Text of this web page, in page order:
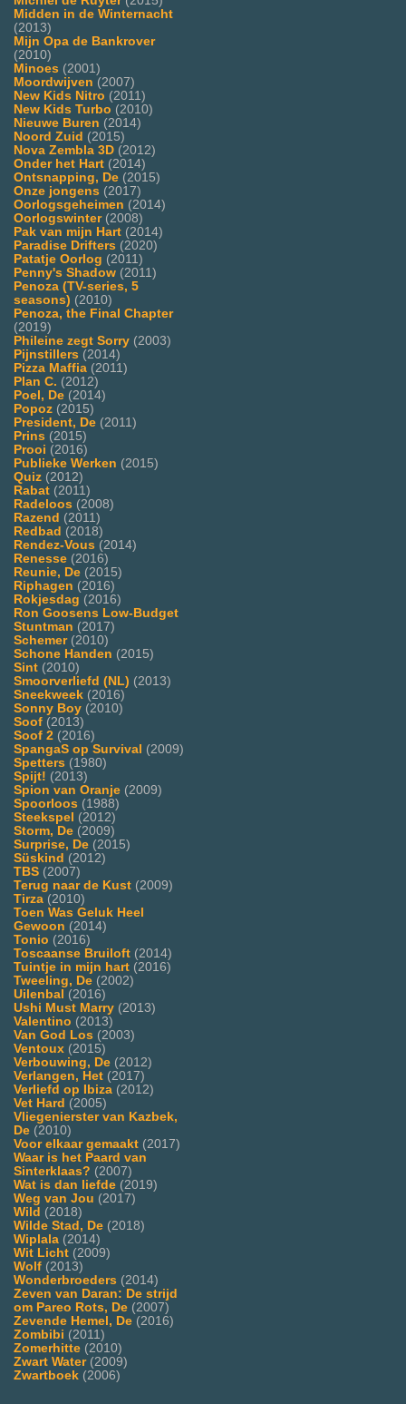
Midden in de Winternacht
(2013)
Mijn Opa de Bankrover
(2010)
Minoes (2001)
Moordwijven (2007)
New Kids Nitro (2011)
New Kids Turbo (2010)
Nieuwe Buren (2014)
Noord Zuid (2015)
Nova Zembla 3D (2012)
Onder het Hart (2014)
Ontsnapping, De (2015)
Onze jongens (2017)
Oorlogsgeheimen (2014)
Oorlogswinter(2008)
Pak van mijn Hart (2014)
Paradise Drifters (2020)
Patatje Oorlog (2011)
Penny's Shadow (2011)
Penoza (TV-series, 5
seasons) (2010)
Penoza, the Final Chapter
(2019)
Phileine zegt Sorry (2003)
Pijnstillers (2014)
Pizza Maffia (2011)
Plan C. (2012)
Poel, De (2014)
Popoz (2015)
President, De (2011)
Prins (2015)
Prooi (2016)
Publieke Werken (2015)
Quiz (2012)
Rabat (2011)
Radeloos (2008)
Razend (2011)
Redbad (2018)
Rendez-Vous (2014)
Renesse (2016)
Reunie, De (2015)
Riphagen (2016)
Rokjesdag (2016)
Ron Goosens Low-Budget
Stuntman (2017)
Schemer(2010)
Schone Handen (2015)
Sint (2010)
Smoorverliefd (NL) (2013)
Sneekweek (2016)
Sonny Boy (2010)
Soof (2013)
Soof 2 (2016)
SpangaS op Survival (2009)
Spetters (1980)
Spijt! (2013)
Spion van Oranje (2009)
Spoorloos (1988)
Steekspel (2012)
Storm, De (2009)
Surprise, De (2015)
Süskind (2012)
TBS (2007)
Terug naar de Kust (2009)
Tirza (2010)
Toen Was Geluk Heel
Gewoon (2014)
Tonio (2016)
Toscaanse Bruiloft (2014)
Tuintje in mijn hart (2016)
Tweeling, De (2002)
Uilenbal (2016)
Ushi Must Marry (2013)
Valentino (2013)
Van God Los (2003)
Ventoux (2015)
Verbouwing, De (2012)
Verlangen, Het (2017)
Verliefd op Ibiza (2012)
Vet Hard (2005)
Vliegenierster van Kazbek,
De (2010)
Voor elkaar gemaakt (2017)
Waar is het Paard van
Sinterklaas? (2007)
Wat is dan liefde (2019)
Weg van Jou (2017)
Wild (2018)
Wilde Stad, De (2018)
Wiplala (2014)
Wit Licht (2009)
Wolf (2013)
Wonderbroeders (2014)
Zeven van Daran: De strijd
om Pareo Rots, De (2007)
Zevende Hemel, De (2016)
Zombibi (2011)
Zomerhitte (2010)
Zwart Water(2009)
Zwartboek (2006)